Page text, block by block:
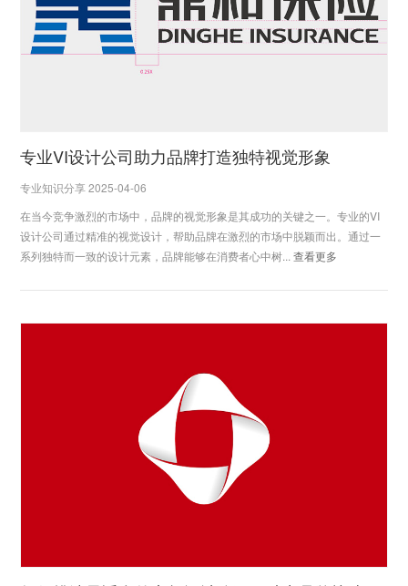
专业VI设计公司助力品牌打造独特视觉形象
专业知识分享 2025-04-06
在当今竞争激烈的市场中，品牌的视觉形象是其成功的关键之一。专业的VI
设计公司通过精准的视觉设计，帮助品牌在激烈的市场中脱颖而出。通过一
系列独特而一致的设计元素，品牌能够在消费者心中树...查看更多